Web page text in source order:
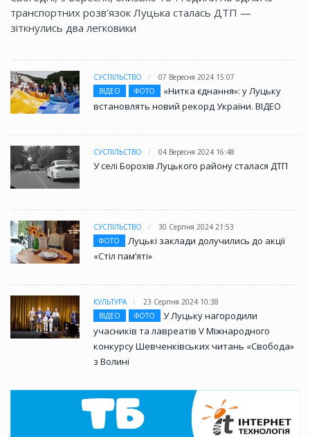
транспортних розв’язок Луцька сталась ДТП —
зіткнулись два легковики
СУСПІЛЬСТВО
07 Вересня 2024 15:07
ВІДЕО
ФОТО
«Нитка єднання»: у Луцьку
встановлять новий рекорд України. ВІДЕО
СУСПІЛЬСТВО 04 Вересня 2024 16:48
У селі Борохів Луцького району сталася ДТП
СУСПІЛЬСТВО
30 Серпня 2024 21:53
ФОТО
Луцькі заклади долучились до акції
«Стіл памʼяті»
КУЛЬТУРА
23 Серпня 2024 10:38
ВІДЕО
ФОТО
У Луцьку нагородили
учасників та лавреатів V Міжнародного
конкурсу Шевченківських читань «Свобода»
з Волині